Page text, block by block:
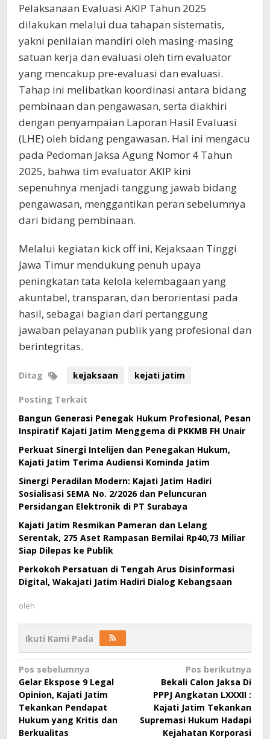
Pelaksanaan Evaluasi AKIP Tahun 2025
dilakukan melalui dua tahapan sistematis,
yakni penilaian mandiri oleh masing-masing
satuan kerja dan evaluasi oleh tim evaluator
yang mencakup pre-evaluasi dan evaluasi.
Tahap ini melibatkan koordinasi antara bidang
pembinaan dan pengawasan, serta diakhiri
dengan penyampaian Laporan Hasil Evaluasi
(LHE) oleh bidang pengawasan. Hal ini mengacu
pada Pedoman Jaksa Agung Nomor 4 Tahun
2025, bahwa tim evaluator AKIP kini
sepenuhnya menjadi tanggung jawab bidang
pengawasan, menggantikan peran sebelumnya
dari bidang pembinaan.
Melalui kegiatan kick off ini, Kejaksaan Tinggi
Jawa Timur mendukung penuh upaya
peningkatan tata kelola kelembagaan yang
akuntabel, transparan, dan berorientasi pada
hasil, sebagai bagian dari pertanggung
jawaban pelayanan publik yang profesional dan
berintegritas.
Ditag kejaksaan kejati jatim
Posting Terkait
Bangun Generasi Penegak Hukum Profesional, Pesan
Inspiratif Kajati Jatim Menggema di PKKMB FH Unair
Perkuat Sinergi Intelijen dan Penegakan Hukum,
Kajati Jatim Terima Audiensi Kominda Jatim
Sinergi Peradilan Modern: Kajati Jatim Hadiri
Sosialisasi SEMA No. 2/2026 dan Peluncuran
Persidangan Elektronik di PT Surabaya
Kajati Jatim Resmikan Pameran dan Lelang
Serentak, 275 Aset Rampasan Bernilai Rp40,73 Miliar
Siap Dilepas ke Publik
Perkokoh Persatuan di Tengah Arus Disinformasi
Digital, Wakajati Jatim Hadiri Dialog Kebangsaan
oleh
Ikuti Kami Pada
Navigasi
pos
Pos sebelumnya
Gelar Ekspose 9 Legal
Opinion, Kajati Jatim
Tekankan Pendapat
Hukum yang Kritis dan
Berkualitas
Pos berikutnya
Bekali Calon Jaksa Di
PPPJ Angkatan LXXXII :
Kajati Jatim Tekankan
Supremasi Hukum Hadapi
Kejahatan Korporasi